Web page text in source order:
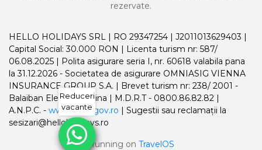
rezervate.
HELLO HOLIDAYS SRL | RO 29347254 | J2011013629403 |
Capital Social: 30.000 RON | Licenta turism nr: 587/
06.08.2025 | Polita asigurare seria I, nr. 60618 valabila pana
la 31.12.2026 - Societatea de asigurare OMNIASIG VIENNA
INSURANCE GROUP S.A. | Brevet turism nr: 238/ 2001 -
Balaiban Elena Madalina | M.D.R.T - 0800.86.82.82 |
A.N.P.C. - www.anpc.gov.ro | Sugestii sau reclamații la
sesizari@helloholidays.ro
Running on TravelOS
Reduceri
vacante